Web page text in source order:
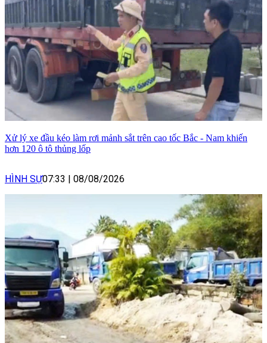
Xử lý xe đầu kéo làm rơi mảnh sắt trên cao tốc Bắc - Nam khiến
hơn 120 ô tô thủng lốp
HÌNH SỰ07:33 | 08/08/2026